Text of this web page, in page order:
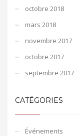
octobre 2018
mars 2018
novembre 2017
octobre 2017
septembre 2017
CATÉGORIES
Événements